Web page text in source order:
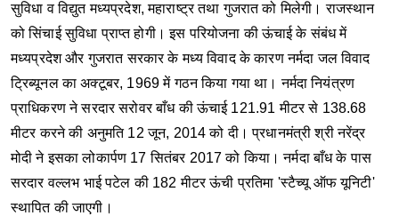
सुविधा व विद्युत मध्यप्रदेश, महाराष्ट्र तथा गुजरात को मिलेगी। राजस्थान
को सिंचाई सुविधा प्राप्त होगी। इस परियोजना की ऊंचाई के संबंध में
मध्यप्रदेश और गुजरात सरकार के मध्य विवाद के कारण नर्मदा जल विवाद
ट्रिब्यूनल का अक्टूबर, 1969 में गठन किया गया था। नर्मदा नियंत्रण
प्राधिकरण ने सरदार सरोवर बाँध की ऊंचाई 121.91 मीटर से 138.68
मीटर करने की अनुमति 12 जून, 2014 को दी। प्रधानमंत्री श्री नरेंद्र
मोदी ने इसका लोकार्पण 17 सितंबर 2017 को किया। नर्मदा बाँध के पास
सरदार वल्लभ भाई पटेल की 182 मीटर ऊंची प्रतिमा 'स्टैच्यू ऑफ यूनिटी'
स्थापित की जाएगी।